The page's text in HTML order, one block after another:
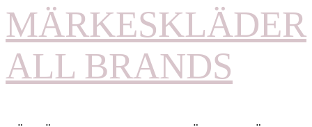
MÄRKESKLÄDER
ALL BRANDS